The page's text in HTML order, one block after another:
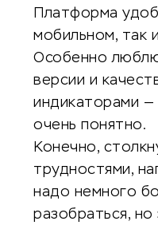
Платформа
мобильном, так
Особенно
версии и
индикаторами —
очень понятно.
Конечно,
трудностями,
надо немного
разобраться,